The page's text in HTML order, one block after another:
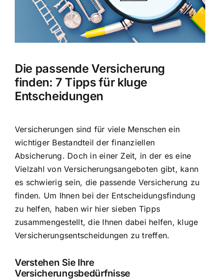
Hausratversicherung
Berufsunfähigkeitsversicherung
Weitere Tarifvergleiche
Hilfe und Kontakt
Die passende Versicherung
finden: 7 Tipps für kluge
Entscheidungen
Versicherungen sind für viele Menschen ein
wichtiger Bestandteil der finanziellen
Absicherung. Doch in einer Zeit, in der es eine
Vielzahl von Versicherungsangeboten gibt, kann
es schwierig sein, die passende Versicherung zu
finden. Um Ihnen bei der Entscheidungsfindung
zu helfen, haben wir hier sieben Tipps
zusammengestellt, die Ihnen dabei helfen, kluge
Versicherungsentscheidungen zu treffen.
Verstehen Sie Ihre
Versicherungsbedürfnisse